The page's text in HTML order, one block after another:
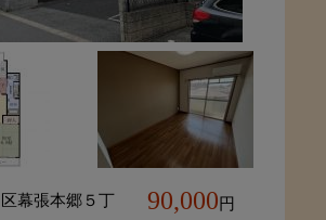
幕張本郷５丁
90,000円